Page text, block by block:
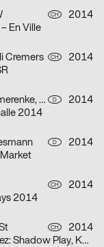
CH
2014
En Ville
Cremers CH
2014
Lisa Pommerenke, Simon Roth D
2014
2014
D
2014
CH
2014
2014
CH
2014
Javier Téllez: Shadow Play, Kunsthaus Zürich